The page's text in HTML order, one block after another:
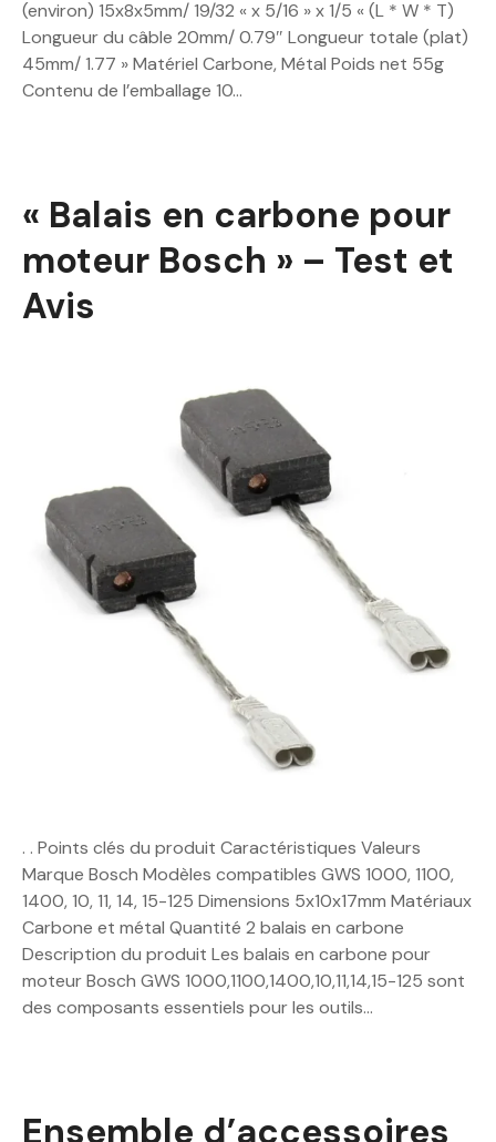
(environ) 15x8x5mm/ 19/32 « x 5/16 » x 1/5 « (L * W * T)
Longueur du câble 20mm/ 0.79″ Longueur totale (plat)
45mm/ 1.77 » Matériel Carbone, Métal Poids net 55g
Contenu de l’emballage 10…
« Balais en carbone pour
moteur Bosch » – Test et
Avis
. . Points clés du produit Caractéristiques Valeurs
Marque Bosch Modèles compatibles GWS 1000, 1100,
1400, 10, 11, 14, 15-125 Dimensions 5x10x17mm Matériaux
Carbone et métal Quantité 2 balais en carbone
Description du produit Les balais en carbone pour
moteur Bosch GWS 1000,1100,1400,10,11,14,15-125 sont
des composants essentiels pour les outils…
Ensemble d’accessoires